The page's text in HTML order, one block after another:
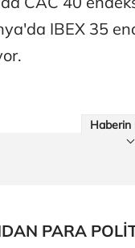
IBEX 35
Haberin
PARA